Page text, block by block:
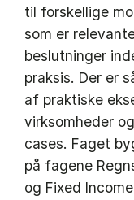
til forskellige
som er
beslutninger
praksis. Der er
af praktiske
virksomheder
cases. Faget
på fagene
og Fixed